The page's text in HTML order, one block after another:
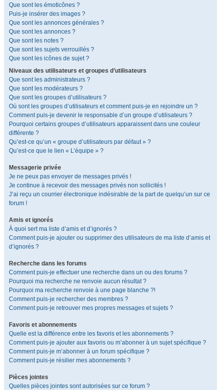
Que sont les émoticônes ?
Puis-je insérer des images ?
Que sont les annonces générales ?
Que sont les annonces ?
Que sont les notes ?
Que sont les sujets verrouillés ?
Que sont les icônes de sujet ?
Niveaux des utilisateurs et groupes d’utilisateurs
Que sont les administrateurs ?
Que sont les modérateurs ?
Que sont les groupes d’utilisateurs ?
Où sont les groupes d’utilisateurs et comment puis-je en rejoindre un ?
Comment puis-je devenir le responsable d’un groupe d’utilisateurs ?
Pourquoi certains groupes d’utilisateurs apparaissent dans une couleur
différente ?
Qu’est-ce qu’un « groupe d’utilisateurs par défaut » ?
Qu’est-ce que le lien « L’équipe » ?
Messagerie privée
Je ne peux pas envoyer de messages privés !
Je continue à recevoir des messages privés non sollicités !
J’ai reçu un courrier électronique indésirable de la part de quelqu’un sur ce
forum !
Amis et ignorés
À quoi sert ma liste d’amis et d’ignorés ?
Comment puis-je ajouter ou supprimer des utilisateurs de ma liste d’amis et
d’ignorés ?
Recherche dans les forums
Comment puis-je effectuer une recherche dans un ou des forums ?
Pourquoi ma recherche ne renvoie aucun résultat ?
Pourquoi ma recherche renvoie à une page blanche ?!
Comment puis-je rechercher des membres ?
Comment puis-je retrouver mes propres messages et sujets ?
Favoris et abonnements
Quelle est la différence entre les favoris et les abonnements ?
Comment puis-je ajouter aux favoris ou m’abonner à un sujet spécifique ?
Comment puis-je m’abonner à un forum spécifique ?
Comment puis-je résilier mes abonnements ?
Pièces jointes
Quelles pièces jointes sont autorisées sur ce forum ?